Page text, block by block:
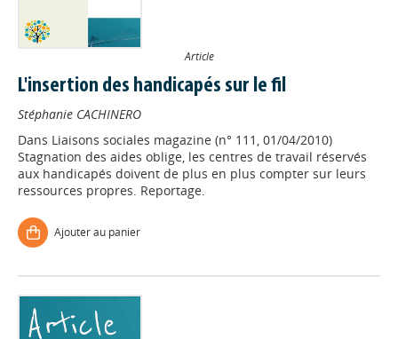
Article
L'insertion des handicapés sur le fil
Stéphanie CACHINERO
Dans Liaisons sociales magazine (n° 111, 01/04/2010)
Stagnation des aides oblige, les centres de travail réservés
aux handicapés doivent de plus en plus compter sur leurs
ressources propres. Reportage.
Ajouter au panier